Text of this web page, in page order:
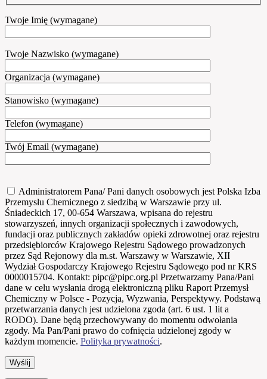
Twoje Imię (wymagane)
Twoje Nazwisko (wymagane)
Organizacja (wymagane)
Stanowisko (wymagane)
Telefon (wymagane)
Twój Email (wymagane)
Administratorem Pana/ Pani danych osobowych jest Polska Izba
Przemysłu Chemicznego z siedzibą w Warszawie przy ul.
Śniadeckich 17, 00-654 Warszawa, wpisana do rejestru
stowarzyszeń, innych organizacji społecznych i zawodowych,
fundacji oraz publicznych zakładów opieki zdrowotnej oraz rejestru
przedsiębiorców Krajowego Rejestru Sądowego prowadzonych
przez Sąd Rejonowy dla m.st. Warszawy w Warszawie, XII
Wydział Gospodarczy Krajowego Rejestru Sądowego pod nr KRS
0000015704. Kontakt: pipc@pipc.org.pl Przetwarzamy Pana/Pani
dane w celu wysłania drogą elektroniczną pliku Raport Przemysł
Chemiczny w Polsce - Pozycja, Wyzwania, Perspektywy. Podstawą
przetwarzania danych jest udzielona zgoda (art. 6 ust. 1 lit a
RODO). Dane będą przechowywany do momentu odwołania
zgody. Ma Pan/Pani prawo do cofnięcia udzielonej zgody w
każdym momencie. Polityka prywatności.